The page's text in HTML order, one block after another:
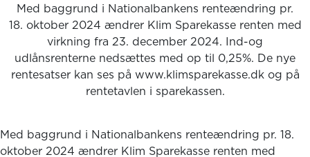
Med baggrund i Nationalbankens renteændring pr.
18. oktober 2024 ændrer Klim Sparekasse renten med
virkning fra 23. december 2024. Ind-og
udlånsrenterne nedsættes med op til 0,25%. De nye
rentesatser kan ses på www.klimsparekasse.dk og på
rentetavlen i sparekassen.
Med baggrund i Nationalbankens renteændring pr. 18.
oktober 2024 ændrer Klim Sparekasse renten med